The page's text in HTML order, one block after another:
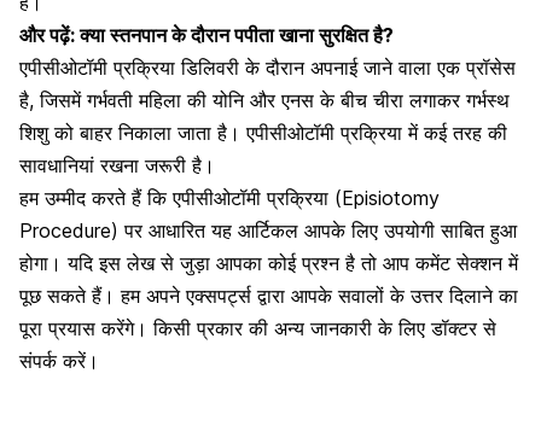
और पढ़ें:क्या स्तनपान के दौरान पपीता खाना सुरक्षित है?
एपीसीओटॉमी प्रक्रिया डिलिवरी के दौरान अपनाई जाने वाला एक प्रॉसेस
है, जिसमें गर्भवती महिला की योनि और एनस के बीच चीरा लगाकर गर्भस्थ
शिशु को बाहर निकाला जाता है। एपीसीओटॉमी प्रक्रिया में कई तरह की
सावधानियां रखना जरूरी है।
हम उम्मीद करते हैं कि एपीसीओटॉमी प्रक्रिया (Episiotomy
Procedure) पर आधारित यह आर्टिकल आपके लिए उपयोगी साबित हुआ
होगा। यदि इस लेख से जुड़ा आपका कोई प्रश्न है तो आप कमेंट सेक्शन में
पूछ सकते हैं। हम अपने एक्सपर्ट्स द्वारा आपके सवालों के उत्तर दिलाने का
पूरा प्रयास करेंगे। किसी प्रकार की अन्य जानकारी के लिए डॉक्टर से
संपर्क करें।